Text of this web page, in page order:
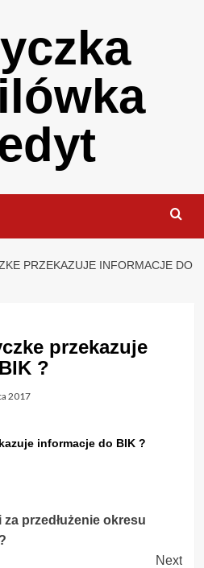
PRZEKAZUJE INFORMACJE DO
przekazuje
?
2017
informacje do BIK ?
przedłużenie okresu
Next